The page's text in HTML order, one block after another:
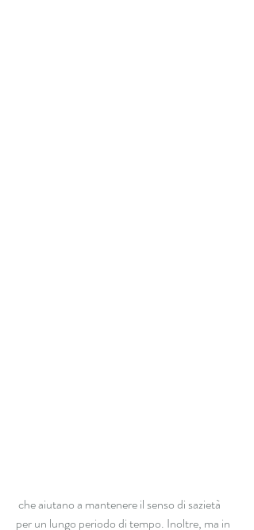
per un lungo periodo di tempo. Inoltre, ma in